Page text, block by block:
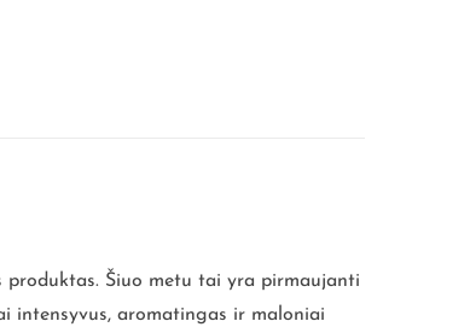
produktas. Šiuo metu tai yra pirmaujanti
intensyvus, aromatingas ir maloniai